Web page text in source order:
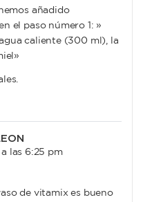
añadido
el paso número 1: »
caliente (300 ml), la
las 6:25 pm
de vitamix es bueno